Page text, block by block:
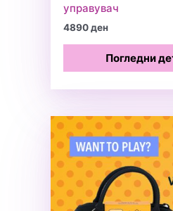
управувач
4890ден
Погледни